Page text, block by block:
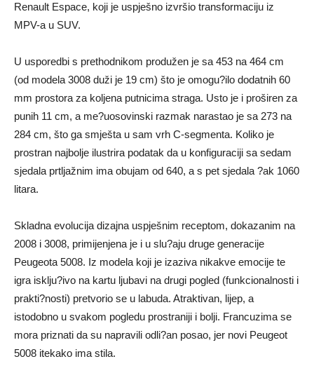
Renault Espace, koji je uspješno izvršio transformaciju iz
MPV-a u SUV.
U usporedbi s prethodnikom produžen je sa 453 na 464 cm
(od modela 3008 duži je 19 cm) što je omogu?ilo dodatnih 60
mm prostora za koljena putnicima straga. Usto je i proširen za
punih 11 cm, a me?uosovinski razmak narastao je sa 273 na
284 cm, što ga smješta u sam vrh C-segmenta. Koliko je
prostran najbolje ilustrira podatak da u konfiguraciji sa sedam
sjedala prtljažnim ima obujam od 640, a s pet sjedala ?ak 1060
litara.
Skladna evolucija dizajna uspješnim receptom, dokazanim na
2008 i 3008, primijenjena je i u slu?aju druge generacije
Peugeota 5008. Iz modela koji je izaziva nikakve emocije te
igra isklju?ivo na kartu ljubavi na drugi pogled (funkcionalnosti i
prakti?nosti) pretvorio se u labuda. Atraktivan, lijep, a
istodobno u svakom pogledu prostraniji i bolji. Francuzima se
mora priznati da su napravili odli?an posao, jer novi Peugeot
5008 itekako ima stila.